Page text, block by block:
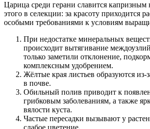
Царица среди герани славится
этого в селекции: за красоту приходится
особыми требованиями к условиям
При недостатке минеральных
происходит вытягивание
только заметили отклонение,
комплексным удобрением.
Жёлтые края листьев образуются из-
в почве.
Обильный полив приводит к
грибковым заболеваниям, а также
вялости куста.
Частые пересадки вызывают у